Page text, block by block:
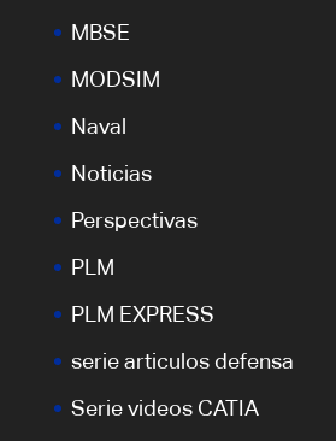
MBSE
MODSIM
Naval
Noticias
Perspectivas
PLM
PLM EXPRESS
serie articulos defensa
Serie videos CATIA